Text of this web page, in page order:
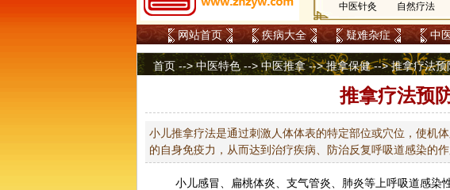
中医针灸
自然疗法
网站首页 疾病大全 疑难杂症 中
首页 -->中医特色 -->中医推拿-->推拿保健--> 推拿疗法预
推拿疗法预
小儿推拿疗法是通过刺激人体体表的特定部位或穴位，使机
的自身免疫力，从而达到治疗疾病、防治反复呼吸道感染的作
小儿感冒、扁桃体炎、支气管炎、肺炎等上呼吸道感